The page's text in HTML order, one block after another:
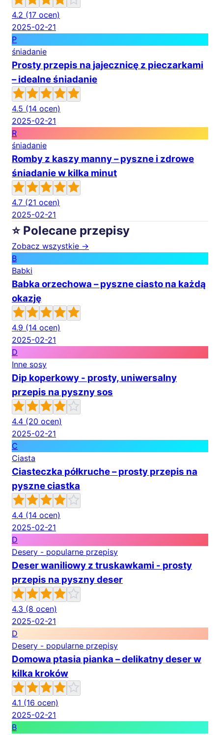
4.2 (17 ocen)
2025-02-21
P
śniadanie
Prosty przepis na jajecznicę z pieczarkami
– idealne śniadanie
4.5 (14 ocen)
2025-02-21
R
śniadanie
Romby z kaszy manny – pyszne i zdrowe
śniadanie w kilka minut
4.7 (21 ocen)
2025-02-21
⭐ Polecane przepisy
Zobacz wszystkie →
B
Babki
Babka orzechowa – pyszne ciasto na każdą
okazję
4.9 (14 ocen)
2025-02-21
D
Inne sosy
Dip koperkowy - prosty, uniwersalny
przepis na pyszny sos
4.4 (20 ocen)
2025-02-21
C
Ciasta
Ciasteczka półkruche – prosty przepis na
pyszne ciastka
4.4 (14 ocen)
2025-02-21
D
Desery - popularne przepisy
Deser waniliowy z truskawkami - prosty
przepis na pyszny deser
4.3 (8 ocen)
2025-02-21
D
Desery - popularne przepisy
Domowa ptasia pianka – delikatny deser w
kilka kroków
4.1 (16 ocen)
2025-02-21
B